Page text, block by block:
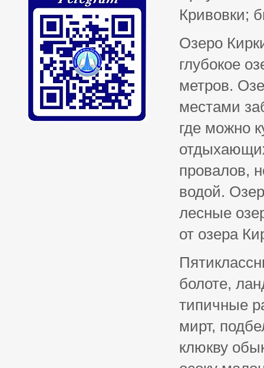
Кривовки;
Озеро
глубокое
метров.
местами
где можно
провалов,
водой.
лесные
от озера
болоте,
типичные
мирт,
клюкву